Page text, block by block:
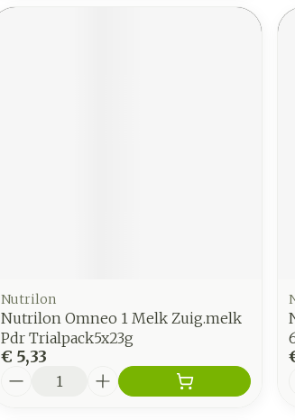
Nutrilon
Nutrilon Omneo 1 Melk Zuig.melk
Pdr Trialpack5x23g
€ 5,33